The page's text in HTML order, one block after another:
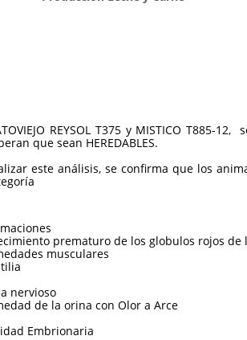
REYSOL T375 y MISTICO T885-
que sean HEREDABLES.
este análisis, se confirma que los
prematuro de los globulos rojos de
musculares
nervioso
de la orina con Olor a Arce
Embrionaria